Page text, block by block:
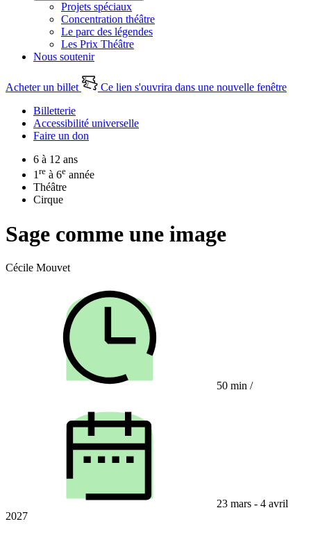
Projets spéciaux
Concentration théâtre
Le parc des légendes
Les Prix Théâtre
Nous soutenir
Acheter un billet
Ce lien s'ouvrira dans une nouvelle fenêtre
Billetterie
Accessibilité universelle
Faire un don
6 à 12 ans
1 re à 6e année
Théâtre
Cirque
Sage comme une image
Cécile Mouvet
50 min /
23 mars - 4 avril
2027